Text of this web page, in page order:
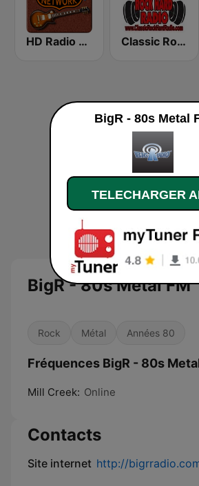
HD Radio - Classic Rock Classic Rock Hard Radio
BigR - 80s Metal FM
Rock Métal Années 80
Fréquences BigR - 80s
Mill Creek: Online
Contacts
Site internet http://
BigR - 80s Metal
TELECHARGER